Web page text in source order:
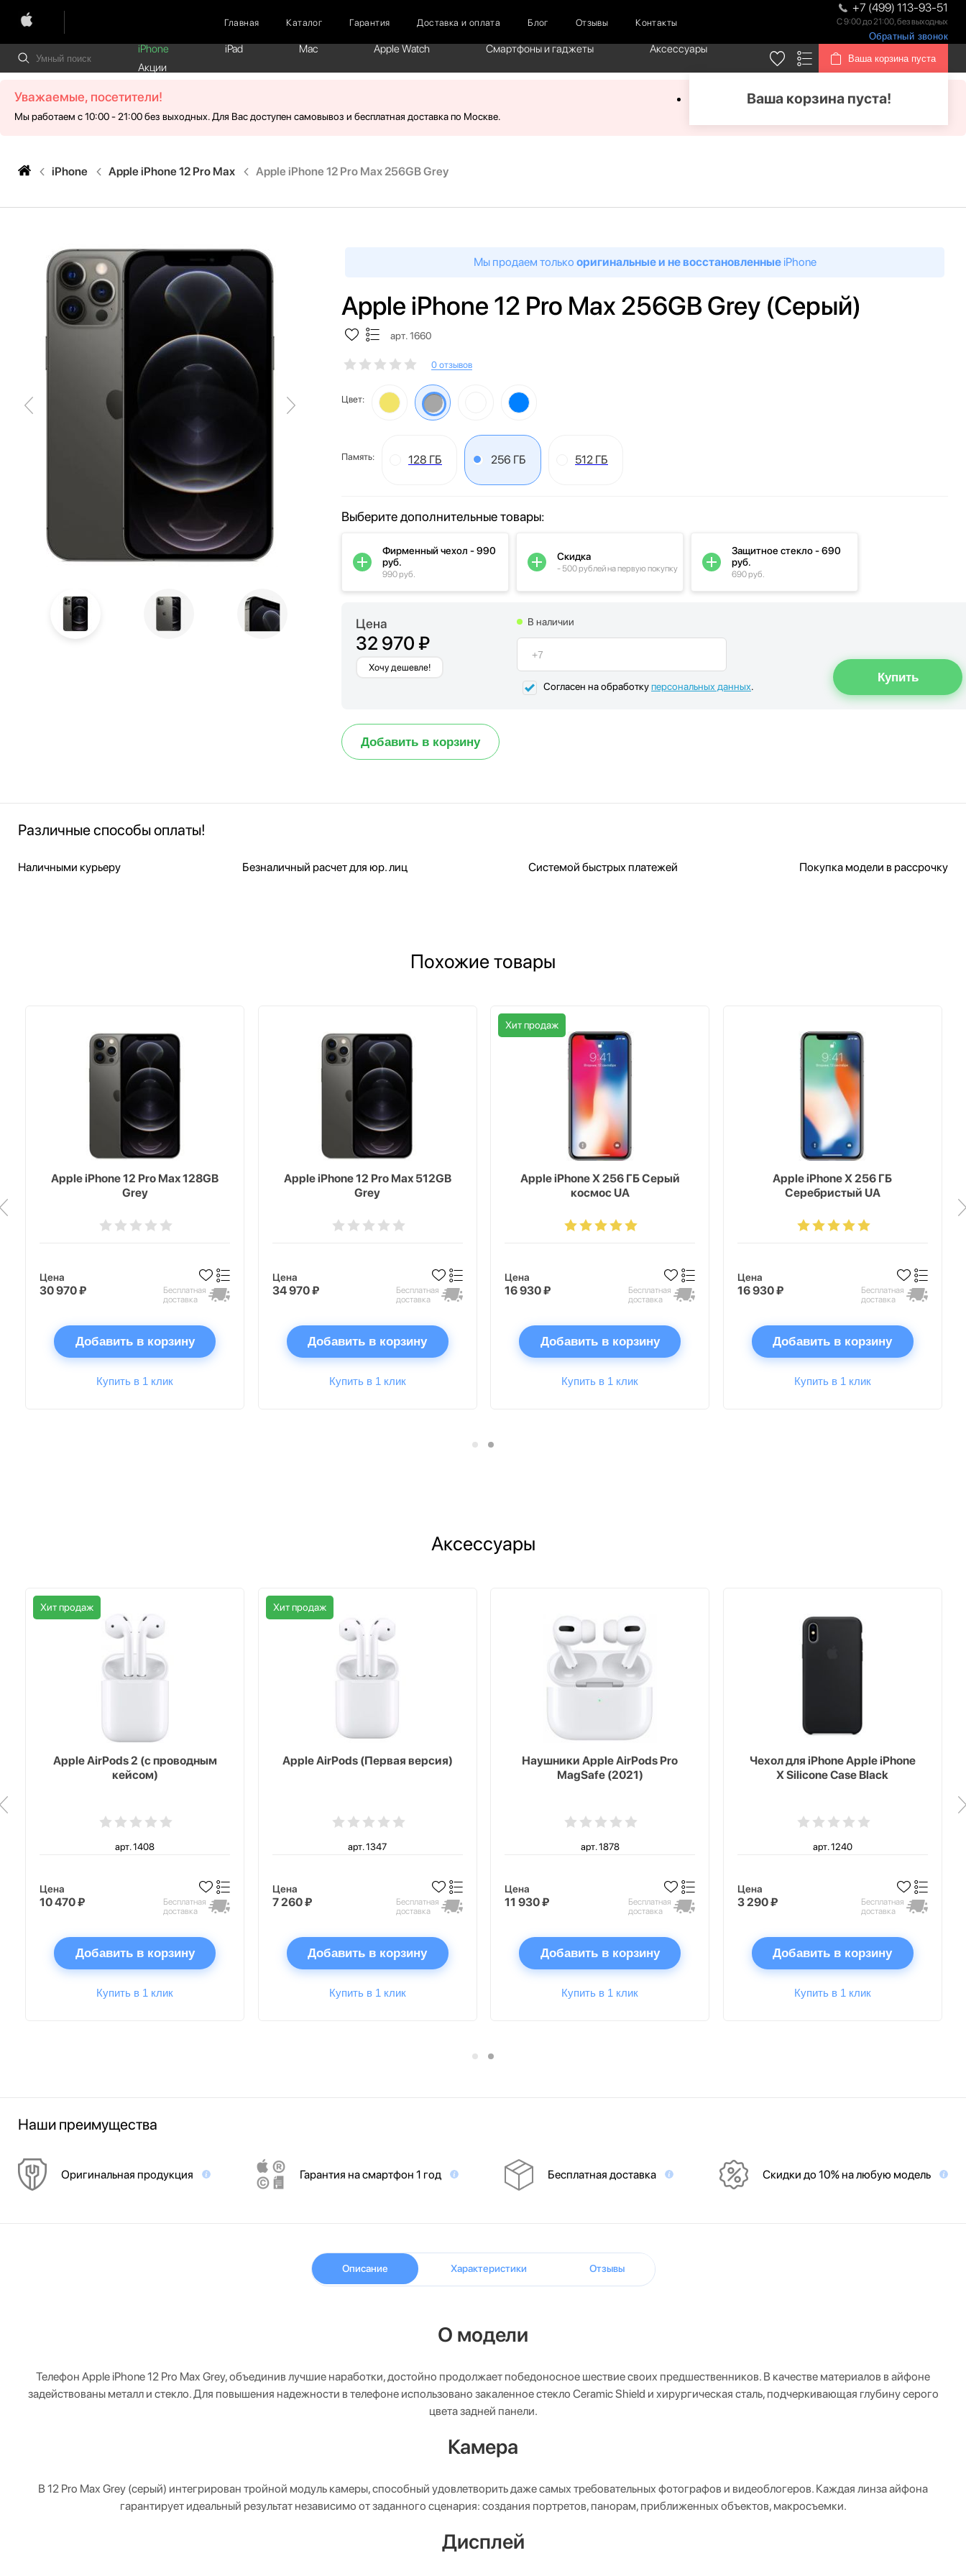
Главная Каталог Гарантия Доставка и оплата Блог Отзывы Контакты
+7 (499) 113-93-51
С 9:00 до 21:00, без выходных
Обратный звонок
iPhone iPad Mac Apple Watch Смартфоны и гаджеты
Аксессуары
Акции
Ваша корзина пуста
Ваша корзина пуста!
Уважаемые, посетители!
Мы работаем с 10:00 - 21:00 без выходных. Для Вас доступен самовывоз и бесплатная доставка по Москве.
iPhone Apple iPhone 12 Pro Max Apple iPhone 12 Pro Max 256GB Grey
Мы продаем только оригинальные и не восстановленныеiPhone
Apple iPhone 12 Pro Max 256GB Grey (Серый)
арт. 1660
0 отзывов
Цвет:
Память: 128 ГБ 256 ГБ 512 ГБ
Цена
32 970 ₽
Хочу дешевле!
В наличии
Согласен на обработкуперсональных данных.
Добавить в корзину
Выберите дополнительные товары:
Фирменный чехол - 990
руб.
990 руб.
Скидка
- 500 рублей на первую покупку
Защитное стекло - 690
руб.
690 руб.
Различные способы оплаты!
Наличными курьеру Безналичный расчет для юр. лиц Системой быстрых платежей Покупка модели в рассрочку
Похожие товары
Apple iPhone 12 Pro Max 128GB
Grey
Цена
30 970 ₽
Бесплатная
доставка
Добавить в корзину
Купить в 1 клик
Apple iPhone 12 Pro Max 512GB
Grey
Цена
34 970 ₽
Бесплатная
доставка
Добавить в корзину
Купить в 1 клик
Хит продаж
Apple iPhone X 256 ГБ Серый
космос UA
Цена
16 930 ₽
Бесплатная
доставка
Добавить в корзину
Купить в 1 клик
Apple iPhone X 256 ГБ
Серебристый UA
Цена
16 930 ₽
Бесплатная
доставка
Добавить в корзину
Купить в 1 клик
Аксессуары
Хит продаж
Apple AirPods 2 (с проводным
кейсом)
арт. 1408
Цена
10 470 ₽
Бесплатная
доставка
Добавить в корзину
Купить в 1 клик
Хит продаж
Apple AirPods (Первая версия)
арт. 1347
Цена
7 260 ₽
Бесплатная
доставка
Добавить в корзину
Купить в 1 клик
Наушники Apple AirPods Pro
MagSafe (2021)
арт. 1878
Цена
11 930 ₽
Бесплатная
доставка
Добавить в корзину
Купить в 1 клик
Чехол для iPhone Apple iPhone
X Silicone Case Black
арт. 1240
Цена
3 290 ₽
Бесплатная
доставка
Добавить в корзину
Купить в 1 клик
Наши преимущества
Оригинальная продукция Гарантия на смартфон 1 год Бесплатная доставка Скидки до 10% на любую модель
Описание Характеристики Отзывы
О модели
Телефон Apple iPhone 12 Pro Max Grey, объединив лучшие наработки, достойно продолжает победоносное шествие своих предшественников. В качестве материалов в айфоне
задействованы металл и стекло. Для повышения надежности в телефоне использовано закаленное стекло Ceramic Shield и хирургическая сталь, подчеркивающая глубину серого
цвета задней панели.
Камера
В 12 Pro Max Grey (серый) интегрирован тройной модуль камеры, способный удовлетворить даже самых требовательных фотографов и видеоблогеров. Каждая линза айфона
гарантирует идеальный результат независимо от заданного сценария: создания портретов, панорам, приближенных объектов, макросъемки.
Дисплей